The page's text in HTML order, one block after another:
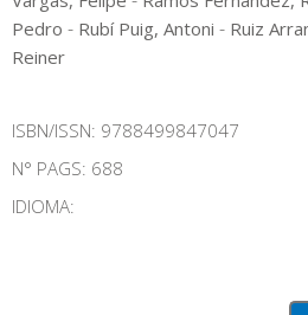
Pedro - Rubí Puig, Antoni - Ruiz
Reiner
ISBN/ISSN: 9788499847047
N° PAGS: 688
IDIOMA: